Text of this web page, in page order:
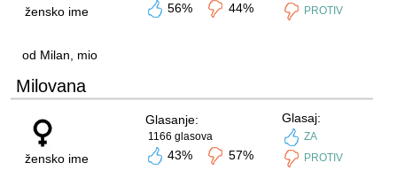
žensko ime 56% 44%
PROTIV
od Milan, mio
Milovana
žensko ime
Glasanje:
1166 glasova
43% 57%
Glasaj:
ZA
PROTIV